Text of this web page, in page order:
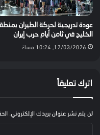
عودة تدريجية لحركة الطيران
الخليج في ثامن أيام حرب إيران
12/03/2026, 10:24 مساءً
اترك تعليقاً
لن يتم نشر عنوان بريدك الإلكتروني.